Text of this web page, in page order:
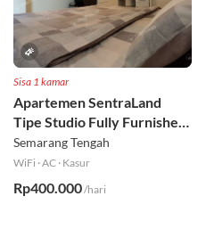
Sisa 1 kamar
Apartemen SentraLand
Tipe Studio Fully Furnished
Lt 8
Semarang Tengah
WiFi ·AC · Kasur
Rp400.000/hari